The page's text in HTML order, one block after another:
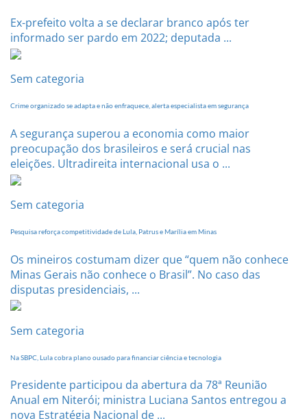
Ex-prefeito volta a se declarar branco após ter
informado ser pardo em 2022; deputada ...
Sem categoria
Crime organizado se adapta e não enfraquece, alerta especialista em segurança
A segurança superou a economia como maior
preocupação dos brasileiros e será crucial nas
eleições. Ultradireita internacional usa o ...
Sem categoria
Pesquisa reforça competitividade de Lula, Patrus e Marília em Minas
Os mineiros costumam dizer que “quem não conhece
Minas Gerais não conhece o Brasil”. No caso das
disputas presidenciais, ...
Sem categoria
Na SBPC, Lula cobra plano ousado para financiar ciência e tecnologia
Presidente participou da abertura da 78ª Reunião
Anual em Niterói; ministra Luciana Santos entregou a
nova Estratégia Nacional de ...